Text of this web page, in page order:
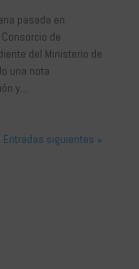
pasada en
de
del Ministerio de
una nota
y...
Entradas siguientes »